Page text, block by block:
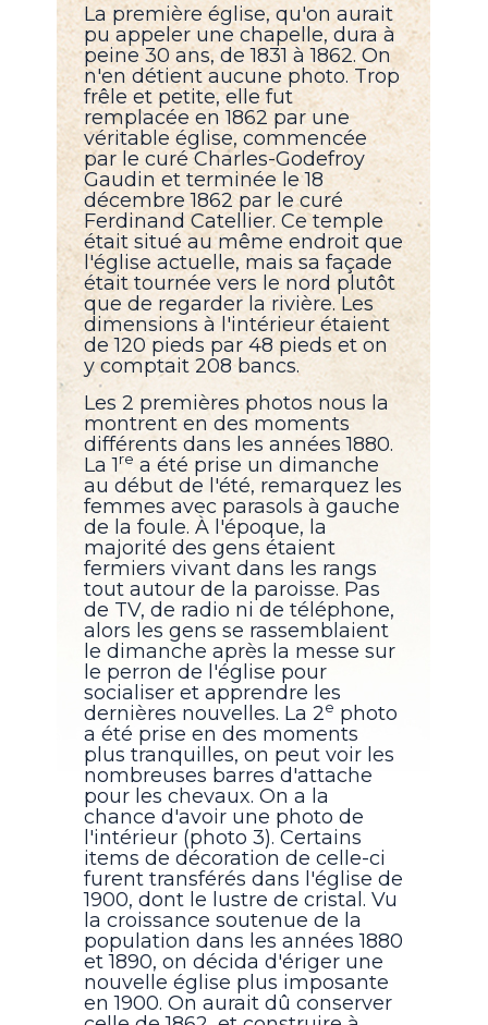
La première église, qu'on aurait
pu appeler une chapelle, dura à
peine 30 ans, de 1831 à 1862. On
n'en détient aucune photo. Trop
frêle et petite, elle fut
remplacée en 1862 par une
véritable église, commencée
par le curé Charles-Godefroy
Gaudin et terminée le 18
décembre 1862 par le curé
Ferdinand Catellier. Ce temple
était situé au même endroit que
l'église actuelle, mais sa façade
était tournée vers le nord plutôt
que de regarder la rivière. Les
dimensions à l'intérieur étaient
de 120 pieds par 48 pieds et on
y comptait 208 bancs.
Les 2 premières photos nous la
montrent en des moments
différents dans les années 1880.
La 1re a été prise un dimanche
au début de l'été, remarquez les
femmes avec parasols à gauche
de la foule. À l'époque, la
majorité des gens étaient
fermiers vivant dans les rangs
tout autour de la paroisse. Pas
de TV, de radio ni de téléphone,
alors les gens se rassemblaient
le dimanche après la messe sur
le perron de l'église pour
socialiser et apprendre les
dernières nouvelles. La 2e photo
a été prise en des moments
plus tranquilles, on peut voir les
nombreuses barres d'attache
pour les chevaux. On a la
chance d'avoir une photo de
l'intérieur (photo 3). Certains
items de décoration de celle-ci
furent transférés dans l'église de
1900, dont le lustre de cristal. Vu
la croissance soutenue de la
population dans les années 1880
et 1890, on décida d'ériger une
nouvelle église plus imposante
en 1900. On aurait dû conserver